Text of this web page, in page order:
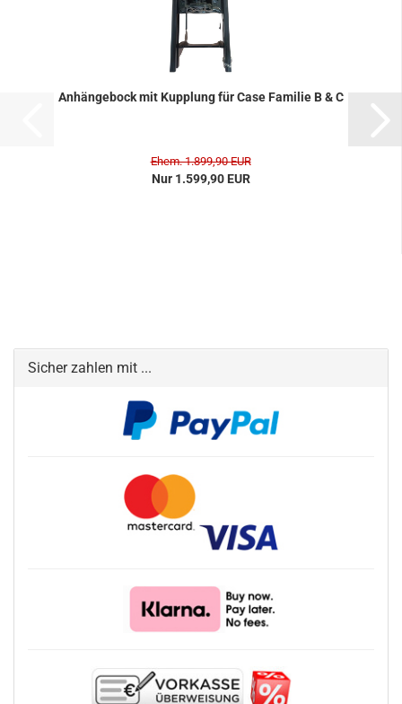
An­hän­ge­bock mit Kupp­lung für Case Fa­mi­lie B & C
Ehem. 1.899,90 EUR
Nur 1.599,90 EUR
Sicher zahlen mit ...